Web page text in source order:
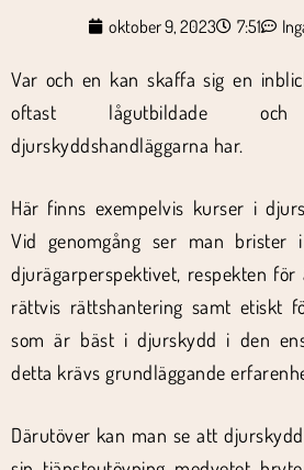
oktober 9, 2023 7:51
Var och en kan skaffa sig en
oftast lågutbildade och
djurskyddshandläggarna har.
Här finns exempelvis kurser i
Vid genomgång ser man brister
djurägarperspektivet, respekten för
rättvis rättshantering samt etiskt
som är bäst i djurskydd i den
detta krävs grundläggande
Därutöver kan man se att